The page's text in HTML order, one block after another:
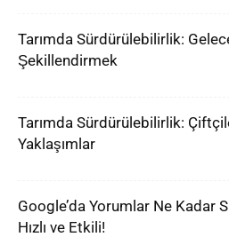
Tarımda Sürdürülebilirlik:
Şekillendirmek
Tarımda Sürdürülebilirlik:
Yaklaşımlar
Google’da Yorumlar Ne Kadar
Hızlı ve Etkili!